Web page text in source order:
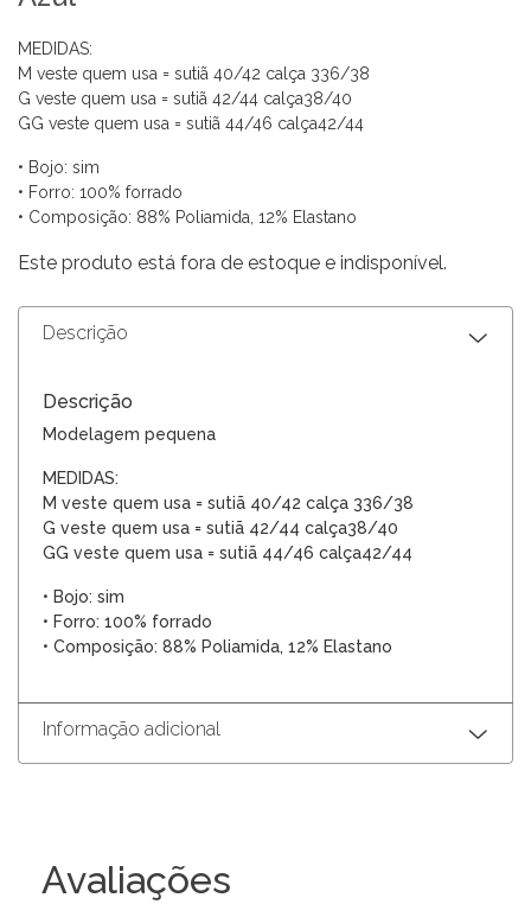
MEDIDAS:
M veste quem usa = sutiã 40/42 calça 336/38
G veste quem usa = sutiã 42/44 calça38/40
GG veste quem usa = sutiã 44/46 calça42/44
• Bojo: sim
• Forro: 100% forrado
• Composição: 88% Poliamida, 12% Elastano
Este produto está fora de estoque e indisponível.
Descrição
Descrição
Modelagem pequena
MEDIDAS:
M veste quem usa = sutiã 40/42 calça 336/38
G veste quem usa = sutiã 42/44 calça38/40
GG veste quem usa = sutiã 44/46 calça42/44
• Bojo: sim
• Forro: 100% forrado
• Composição: 88% Poliamida, 12% Elastano
Informação adicional
Avaliações